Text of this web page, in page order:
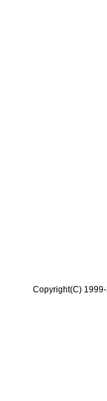
Copyright(C)